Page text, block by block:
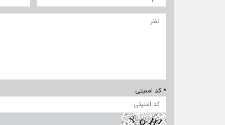
تماس با ما|درباره ما